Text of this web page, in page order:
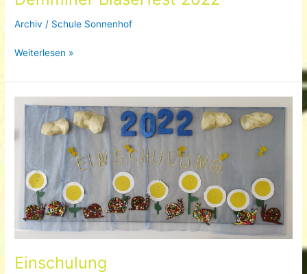
Archiv / Schule Sonnenhof
Auftritt
Schulband
beim
Demminer
Bläserfest
2022
Weiterlesen »
Einschulung